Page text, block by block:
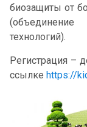
биозащиты от
технологий).
Регистрация –
ссылке https://